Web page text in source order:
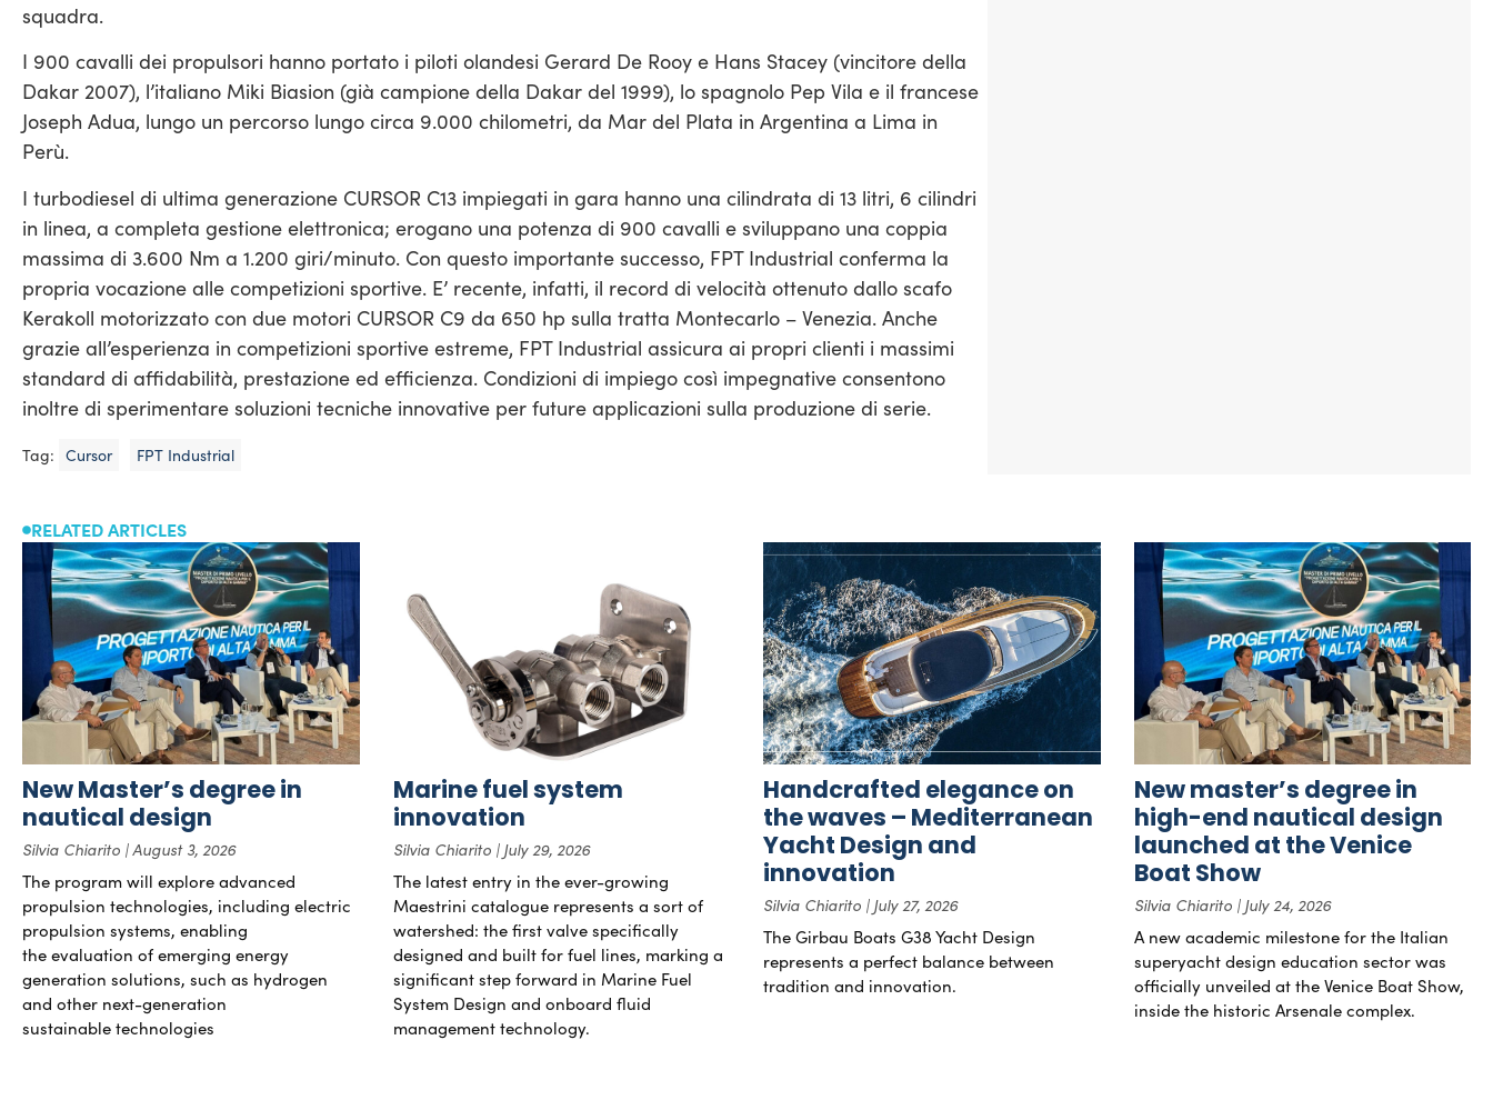
squadra.
I 900 cavalli dei propulsori hanno portato i piloti olandesi Gerard De Rooy e Hans Stacey (vincitore della
Dakar 2007), l’italiano Miki Biasion (già campione della Dakar del 1999), lo spagnolo Pep Vila e il francese
Joseph Adua, lungo un percorso lungo circa 9.000 chilometri, da Mar del Plata in Argentina a Lima in
Perù.
I turbodiesel di ultima generazione CURSOR C13 impiegati in gara hanno una cilindrata di 13 litri, 6 cilindri
in linea, a completa gestione elettronica; erogano una potenza di 900 cavalli e sviluppano una coppia
massima di 3.600 Nm a 1.200 giri/minuto. Con questo importante successo, FPT Industrial conferma la
propria vocazione alle competizioni sportive. E’ recente, infatti, il record di velocità ottenuto dallo scafo
Kerakoll motorizzato con due motori CURSOR C9 da 650 hp sulla tratta Montecarlo – Venezia. Anche
grazie all’esperienza in competizioni sportive estreme, FPT Industrial assicura ai propri clienti i massimi
standard di affidabilità, prestazione ed efficienza. Condizioni di impiego così impegnative consentono
inoltre di sperimentare soluzioni tecniche innovative per future applicazioni sulla produzione di serie.
Tag: Cursor FPT Industrial
RELATED ARTICLES
New Master’s degree in
nautical design
Silvia Chiarito August 3, 2026
The program will explore advanced
propulsion technologies, including electric
propulsion systems, enabling
the evaluation of emerging energy
generation solutions, such as hydrogen
and other next-generation
sustainable technologies
Marine fuel system
innovation
Silvia Chiarito July 29, 2026
The latest entry in the ever-growing
Maestrini catalogue represents a sort of
watershed: the first valve specifically
designed and built for fuel lines, marking a
significant step forward in Marine Fuel
System Design and onboard fluid
management technology.
Handcrafted elegance on
the waves – Mediterranean
Yacht Design and
innovation
Silvia Chiarito July 27, 2026
The Girbau Boats G38 Yacht Design
represents a perfect balance between
tradition and innovation.
New master’s degree in
high-end nautical design
launched at the Venice
Boat Show
Silvia Chiarito July 24, 2026
A new academic milestone for the Italian
superyacht design education sector was
officially unveiled at the Venice Boat Show,
inside the historic Arsenale complex.